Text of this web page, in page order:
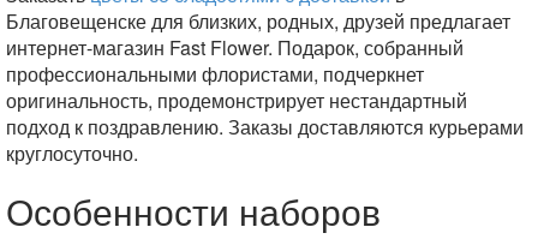
Благовещенске для близких, родных, друзей предлагает
интернет-магазин Fast Flower. Подарок, собранный
профессиональными флористами, подчеркнет
оригинальность, продемонстрирует нестандартный
подход к поздравлению. Заказы доставляются курьерами
круглосуточно.
Особенности наборов